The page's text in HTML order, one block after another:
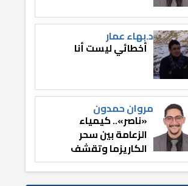
د.بهاء عمار
أخطائي ليست أنا
مروان حمدون
«ناصر».. كيمياء
الزعامة بين سحر
الكاريزما وتقشف
الثائر